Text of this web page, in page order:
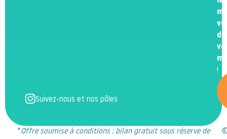
Suivez-nous et nos pôles
de
!
*Offre soumise à conditions : bilan gratuit sous réserve de